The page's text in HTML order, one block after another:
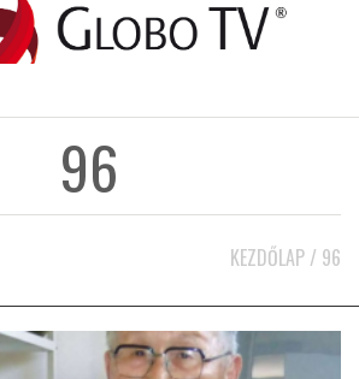
96
KEZDŐLAP / 96